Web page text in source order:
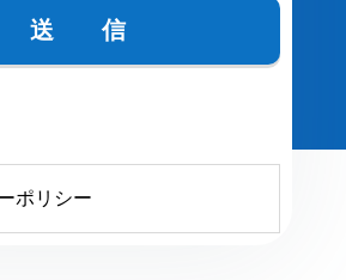
ポリシー